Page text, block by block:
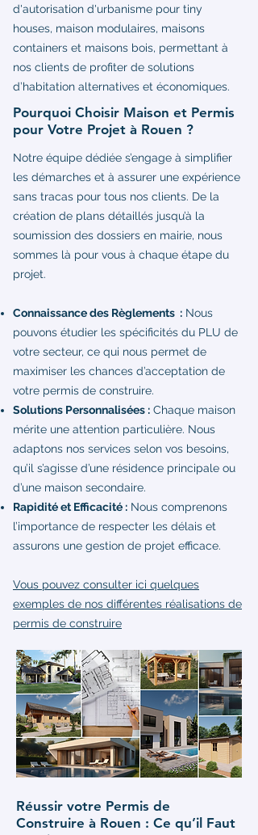
d'autorisation d'urbanisme pour tiny
houses, maison modulaires, maisons
containers et maisons bois, permettant à
nos clients de profiter de solutions
d’habitation alternatives et économiques.
Pourquoi Choisir Maison et Permis
pour Votre Projet à Rouen ?
Notre équipe dédiée s’engage à simplifier
les démarches et à assurer une expérience
sans tracas pour tous nos clients. De la
création de plans détaillés jusqu’à la
soumission des dossiers en mairie, nous
sommes là pour vous à chaque étape du
projet.
Connaissance des Règlements : Nous
pouvons étudier les spécificités du PLU de
votre secteur, ce qui nous permet de
maximiser les chances d’acceptation de
votre permis de construire.
Solutions Personnalisées : Chaque maison
mérite une attention particulière. Nous
adaptons nos services selon vos besoins,
qu’il s’agisse d’une résidence principale ou
d’une maison secondaire.
Rapidité et Efficacité : Nous comprenons
l’importance de respecter les délais et
assurons une gestion de projet efficace.
Vous pouvez consulter ici quelques
exemples de nos différentes réalisations de
permis de construire
Réussir votre Permis de
Construire à Rouen : Ce qu’il Faut